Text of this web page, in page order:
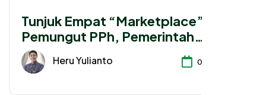
Tunjuk Empat “Marketplace”
Pemungut PPh, Pemerintah
Implementasikan PMK 37/2025
Heru Yulianto 01-07-2026